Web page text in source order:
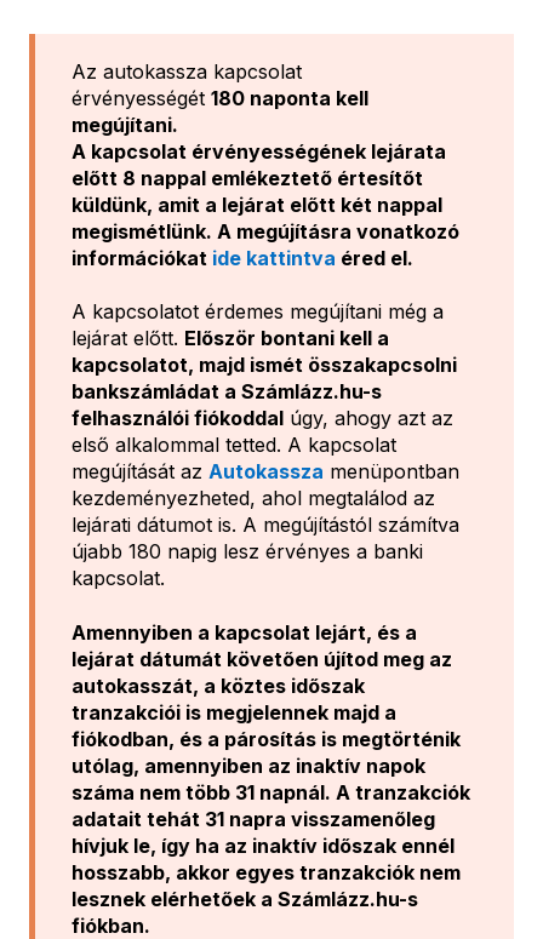
Az autokassza kapcsolat
érvényességét 180 naponta kell
megújítani.
A kapcsolat érvényességének lejárata
előtt 8 nappal emlékeztető értesítőt
küldünk, amit a lejárat előtt két nappal
megismétlünk. A megújításra vonatkozó
információkat ide kattintva éred el.
A kapcsolatot érdemes megújítani még a
lejárat előtt. Először bontani kell a
kapcsolatot, majd ismét összakapcsolni
bankszámládat a Számlázz.hu-s
felhasználói fiókoddal úgy, ahogy azt az
első alkalommal tetted. A kapcsolat
megújítását az Autokassza menüpontban
kezdeményezheted, ahol megtalálod az
lejárati dátumot is. A megújítástól számítva
újabb 180 napig lesz érvényes a banki
kapcsolat.
Amennyiben a kapcsolat lejárt, és a
lejárat dátumát követően újítod meg az
autokasszát, a köztes időszak
tranzakciói is megjelennek majd a
fiókodban, és a párosítás is megtörténik
utólag, amennyiben az inaktív napok
száma nem több 31 napnál. A tranzakciók
adatait tehát 31 napra visszamenőleg
hívjuk le, így ha az inaktív időszak ennél
hosszabb, akkor egyes tranzakciók nem
lesznek elérhetőek a Számlázz.hu-s
fiókban.